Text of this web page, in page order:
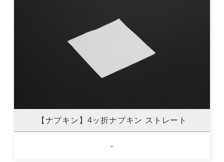
【ナプキン】4ッ折ナプキン ストレート
-